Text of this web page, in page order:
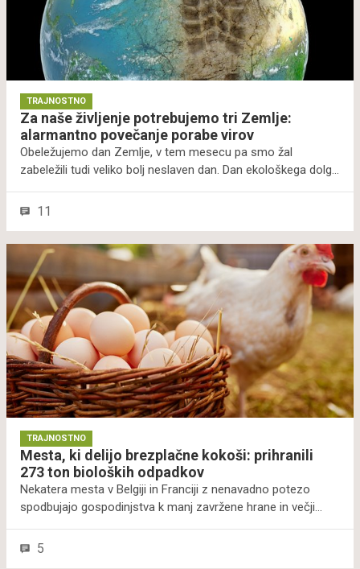
TRAJNOSTNO
Za naše življenje potrebujemo tri Zemlje:
alarmantno povečanje porabe virov
Obeležujemo dan Zemlje, v tem mesecu pa smo žal
zabeležili tudi veliko bolj neslaven dan. Dan ekološkega dolga
smo na ta dan porabili že vse naravne vire in ekosistemske
trenutka naprej prebivalci Slovenije živimo v ekološkem
dolgu, kar ima resne posledice za našo prihodnost. Zbrali
smo nekaj nasvetov, kako lahko z vsakdanjimi dejanji
znižamo svoj ekološki odtis in živimo bolj trajnostno.
11
TRAJNOSTNO
Mesta, ki delijo brezplačne kokoši: prihranili
273 ton bioloških odpadkov
Nekatera mesta v Belgiji in Franciji z nenavadno potezo
spodbujajo gospodinjstva k manj zavržene hrane in večji
zaživela ideja, ki so jo prebivalci odtlej čisto posvojili. Mesto
5